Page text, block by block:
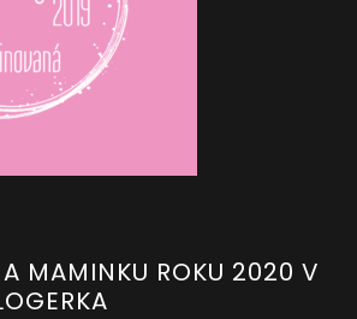
MAMINKU ROKU 2020 V